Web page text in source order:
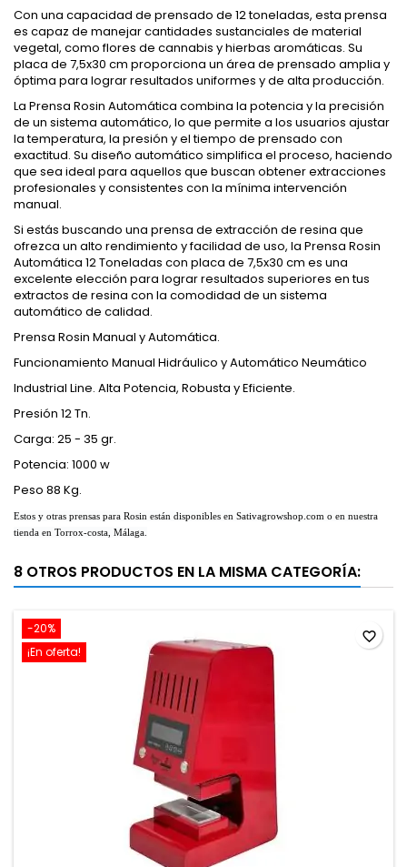
Con una capacidad de prensado de 12 toneladas, esta prensa
es capaz de manejar cantidades sustanciales de material
vegetal, como flores de cannabis y hierbas aromáticas. Su
placa de 7,5x30 cm proporciona un área de prensado amplia y
óptima para lograr resultados uniformes y de alta producción.
La Prensa Rosin Automática combina la potencia y la precisión
de un sistema automático, lo que permite a los usuarios ajustar
la temperatura, la presión y el tiempo de prensado con
exactitud. Su diseño automático simplifica el proceso, haciendo
que sea ideal para aquellos que buscan obtener extracciones
profesionales y consistentes con la mínima intervención
manual.
Si estás buscando una prensa de extracción de resina que
ofrezca un alto rendimiento y facilidad de uso, la Prensa Rosin
Automática 12 Toneladas con placa de 7,5x30 cm es una
excelente elección para lograr resultados superiores en tus
extractos de resina con la comodidad de un sistema
automático de calidad.
Prensa Rosin Manual y Automática.
Funcionamiento Manual Hidráulico y Automático Neumático
Industrial Line. Alta Potencia, Robusta y Eficiente.
Presión 12 Tn.
Carga: 25 - 35 gr.
Potencia: 1000 w
Peso 88 Kg.
Estos y otras prensas para Rosin están disponibles en Sativagrowshop.com o en nuestra
tienda en Torrox-costa, Málaga.
8 OTROS PRODUCTOS EN LA MISMA CATEGORÍA:
-20%
¡En oferta!
favorite_border